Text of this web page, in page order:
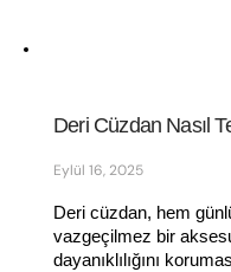
Deri Cüzdan Nasıl
Eylül 16, 2025
Deri cüzdan, hem
vazgeçilmez bir
dayanıklılığını